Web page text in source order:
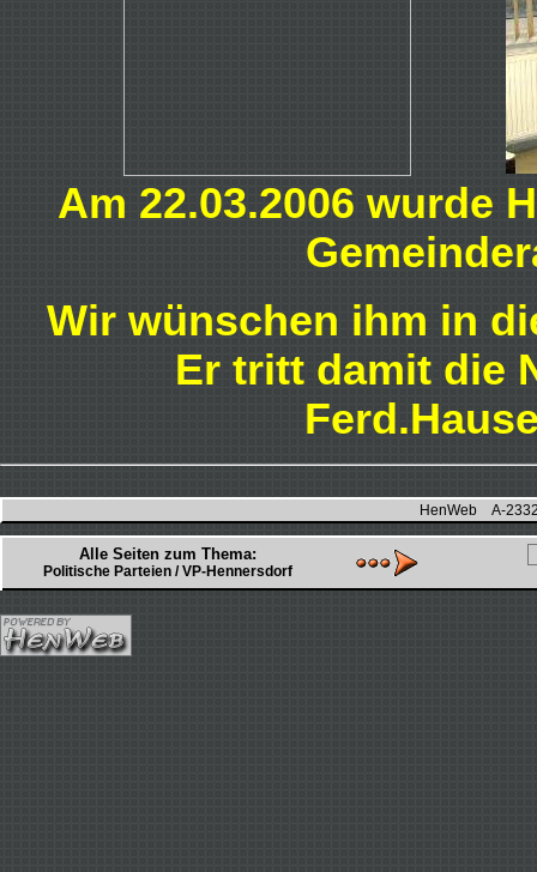
Am 22.03.2006 wurde
Wir wünschen ihm in
Er tritt damit die
HenWeb A-
Alle Seiten zum Thema:
Politische Parteien / VP-Hennersdorf